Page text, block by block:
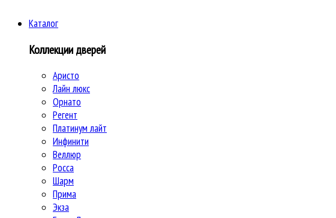
Каталог
Коллекции дверей
Аристо
Лайн люкс
Орнато
Регент
Платинум лайт
Инфинити
Веллюр
Росса
Шарм
Прима
Экза